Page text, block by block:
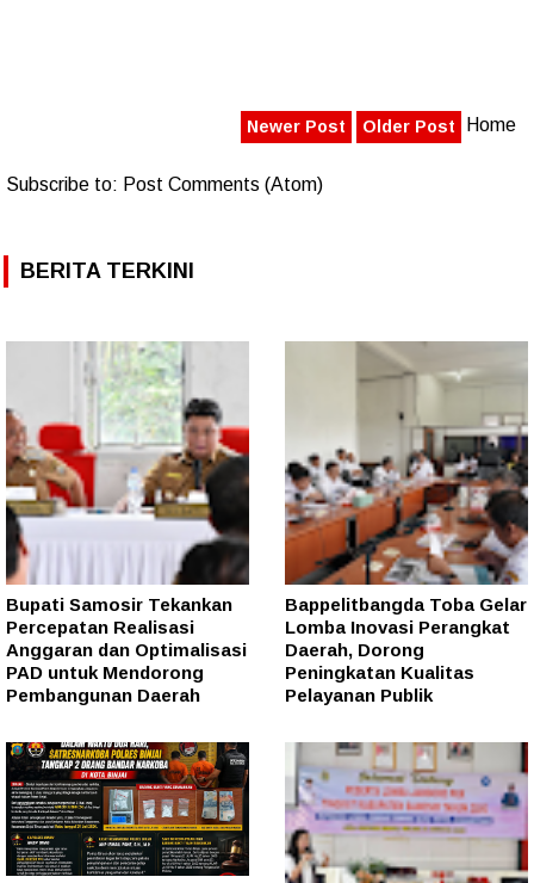
Newer Post Older Post Home
Subscribe to: Post Comments (Atom)
BERITA TERKINI
Bupati Samosir Tekankan
Percepatan Realisasi
Anggaran dan Optimalisasi
PAD untuk Mendorong
Pembangunan Daerah
Bappelitbangda Toba Gelar
Lomba Inovasi Perangkat
Daerah, Dorong
Peningkatan Kualitas
Pelayanan Publik